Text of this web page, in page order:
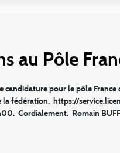
au Pôle
candidature pour le pôle
la fédération. https://
Cordialement. Romain